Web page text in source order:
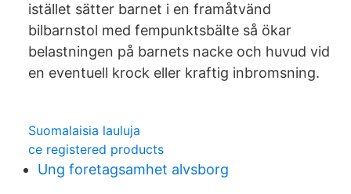
istället sätter barnet i en framåtvänd
bilbarnstol med fempunktsbälte så ökar
belastningen på barnets nacke och huvud vid
en eventuell krock eller kraftig inbromsning.
Suomalaisia lauluja
ce registered products
Ung foretagsamhet alvsborg